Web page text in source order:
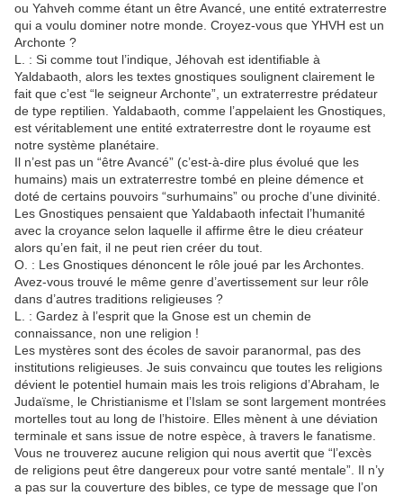
ou Yahveh comme étant un être Avancé, une entité extraterrestre
qui a voulu dominer notre monde. Croyez-vous que YHVH est un
Archonte ?
L. : Si comme tout l’indique, Jéhovah est identifiable à
Yaldabaoth, alors les textes gnostiques soulignent clairement le
fait que c’est “le seigneur Archonte”, un extraterrestre prédateur
de type reptilien. Yaldabaoth, comme l’appelaient les Gnostiques,
est véritablement une entité extraterrestre dont le royaume est
notre système planétaire.
Il n’est pas un “être Avancé” (c’est-à-dire plus évolué que les
humains) mais un extraterrestre tombé en pleine démence et
doté de certains pouvoirs “surhumains” ou proche d’une divinité.
Les Gnostiques pensaient que Yaldabaoth infectait l’humanité
avec la croyance selon laquelle il affirme être le dieu créateur
alors qu’en fait, il ne peut rien créer du tout.
O. : Les Gnostiques dénoncent le rôle joué par les Archontes.
Avez-vous trouvé le même genre d’avertissement sur leur rôle
dans d’autres traditions religieuses ?
L. : Gardez à l’esprit que la Gnose est un chemin de
connaissance, non une religion !
Les mystères sont des écoles de savoir paranormal, pas des
institutions religieuses. Je suis convaincu que toutes les religions
dévient le potentiel humain mais les trois religions d’Abraham, le
Judaïsme, le Christianisme et l’Islam se sont largement montrées
mortelles tout au long de l’histoire. Elles mènent à une déviation
terminale et sans issue de notre espèce, à travers le fanatisme.
Vous ne trouverez aucune religion qui nous avertit que “l’excès
de religions peut être dangereux pour votre santé mentale”. Il n’y
a pas sur la couverture des bibles, ce type de message que l’on